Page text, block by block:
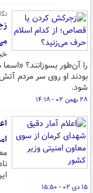
را آن‌طور بسوزانند؟
بودند او روی سر مردم
شود.
۲۸ بهمن ۰۲ - ۱۴:۱۸
۱۵ دی ۰۲ - ۱۵:۵۰